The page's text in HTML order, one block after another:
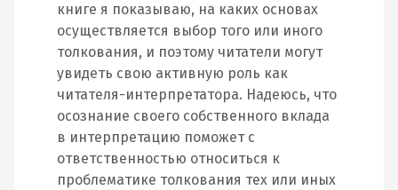
книге я показываю, на каких основах
осуществляется выбор того или иного
толкования, и поэтому читатели могут
увидеть свою активную роль как
читателя-интерпретатора. Надеюсь, что
осознание своего собственного вклада
в интерпретацию поможет с
ответственностью относиться к
проблематике толкования тех или иных